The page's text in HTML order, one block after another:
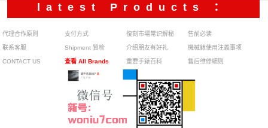
latest Products ：
代理合作原则
联系客服
CONTACT US
支付方式
Shipment 質检
查看 All Brands
復刻市場常识解秘
介绍朋友有好礼
重要手錶百科
售前必读
機械錶使用注義事项
售后维修細则